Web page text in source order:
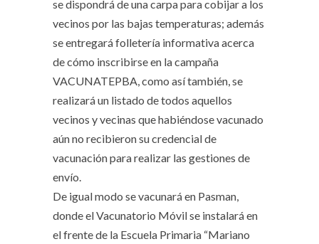
se dispondrá de una carpa para cobijar a los
vecinos por las bajas temperaturas; además
se entregará folletería informativa acerca
de cómo inscribirse en la campaña
VACUNATEPBA, como así también, se
realizará un listado de todos aquellos
vecinos y vecinas que habiéndose vacunado
aún no recibieron su credencial de
vacunación para realizar las gestiones de
envío.
De igual modo se vacunará en Pasman,
donde el Vacunatorio Móvil se instalará en
el frente de la Escuela Primaria “Mariano